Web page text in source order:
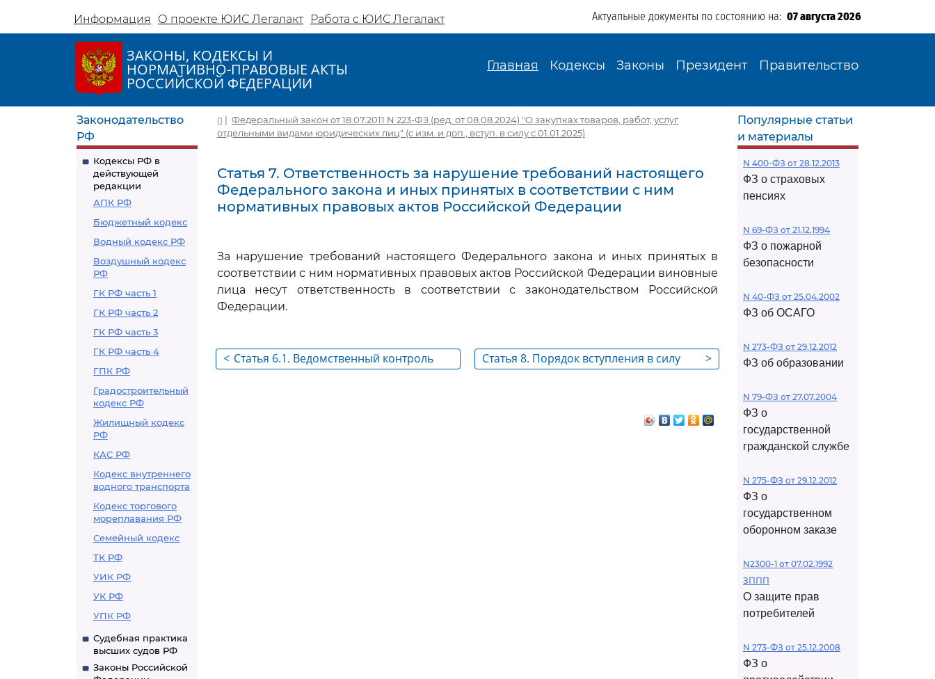
Информация О проекте ЮИС Легалакт Работа с ЮИС Легалакт Актуальные документы по состоянию на: 07 августа 2026
ЗАКОНЫ, КОДЕКСЫ И
НОРМАТИВНО-ПРАВОВЫЕ АКТЫ
РОССИЙСКОЙ ФЕДЕРАЦИИ
Главная Кодексы Законы Президент Правительство
Законодательство
РФ
Кодексы РФ в
действующей
редакции
АПК РФ
Бюджетный кодекс
Водный кодекс РФ
Воздушный кодекс
РФ
ГК РФ часть 1
ГК РФ часть 2
ГК РФ часть 3
ГК РФ часть 4
ГПК РФ
Градостроительный
кодекс РФ
Жилищный кодекс
РФ
КАС РФ
Кодекс внутреннего
водного транспорта
Кодекс торгового
мореплавания РФ
Семейный кодекс
ТК РФ
УИК РФ
УК РФ
УПК РФ
Судебная практика
высших судов РФ
Законы Российской
| Федеральный закон от 18.07.2011 N 223-ФЗ (ред. от 08.08.2024) "О закупках товаров, работ, услуг
отдельными видами юридических лиц" (с изм. и доп., вступ. в силу с 01.01.2025)
Статья 7. Ответственность за нарушение требований настоящего
Федерального закона и иных принятых в соответствии с ним
нормативных правовых актов Российской Федерации
За нарушение требований настоящего Федерального закона и иных принятых в
соответствии с ним нормативных правовых актов Российской Федерации виновные
лица несут ответственность в соответствии с законодательством Российской
Федерации.
< Статья 6.1. Ведомственный контроль
>
Статья 8. Порядок вступления в силу
Популярные статьи
и материалы
N 400-ФЗ от 28.12.2013
ФЗ о страховых
пенсиях
N 69-ФЗ от 21.12.1994
ФЗ о пожарной
безопасности
N 40-ФЗ от 25.04.2002
ФЗ об ОСАГО
N 273-ФЗ от 29.12.2012
ФЗ об образовании
N 79-ФЗ от 27.07.2004
ФЗ о
государственной
гражданской службе
N 275-ФЗ от 29.12.2012
ФЗ о
государственном
оборонном заказе
N2300-1 от 07.02.1992
ЗППП
О защите прав
потребителей
N 273-ФЗ от 25.12.2008
ФЗ о